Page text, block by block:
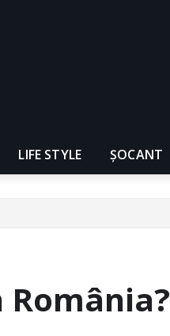
LIFE STYLE ȘOCANT